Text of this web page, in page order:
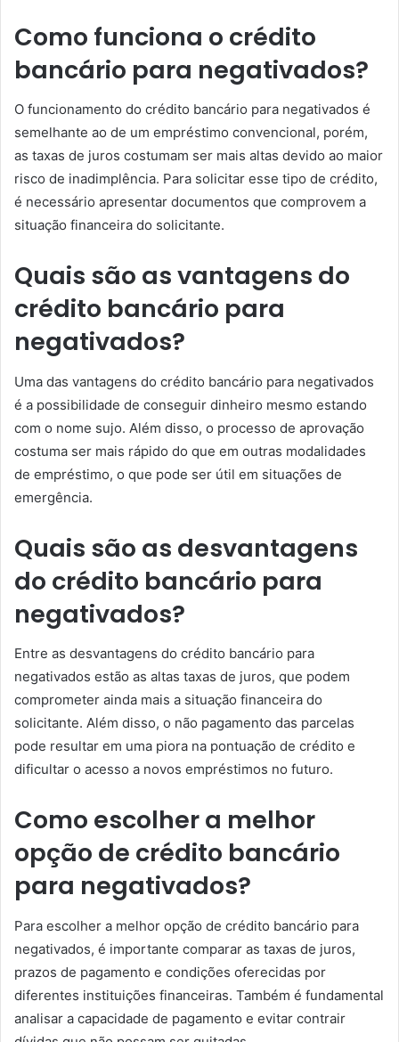
Como funciona o crédito
bancário para negativados?
O funcionamento do crédito bancário para negativados é
semelhante ao de um empréstimo convencional, porém,
as taxas de juros costumam ser mais altas devido ao maior
risco de inadimplência. Para solicitar esse tipo de crédito,
é necessário apresentar documentos que comprovem a
situação financeira do solicitante.
Quais são as vantagens do
crédito bancário para
negativados?
Uma das vantagens do crédito bancário para negativados
é a possibilidade de conseguir dinheiro mesmo estando
com o nome sujo. Além disso, o processo de aprovação
costuma ser mais rápido do que em outras modalidades
de empréstimo, o que pode ser útil em situações de
emergência.
Quais são as desvantagens
do crédito bancário para
negativados?
Entre as desvantagens do crédito bancário para
negativados estão as altas taxas de juros, que podem
comprometer ainda mais a situação financeira do
solicitante. Além disso, o não pagamento das parcelas
pode resultar em uma piora na pontuação de crédito e
dificultar o acesso a novos empréstimos no futuro.
Como escolher a melhor
opção de crédito bancário
para negativados?
Para escolher a melhor opção de crédito bancário para
negativados, é importante comparar as taxas de juros,
prazos de pagamento e condições oferecidas por
diferentes instituições financeiras. Também é fundamental
analisar a capacidade de pagamento e evitar contrair